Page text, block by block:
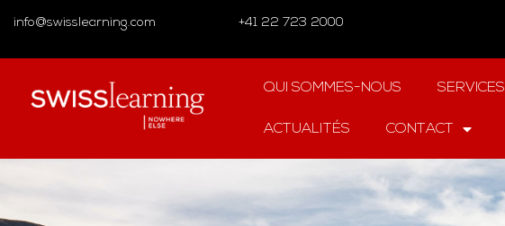
info@swisslearning.com +41 22 723 2000
QUI SOMMES-NOUS SERVICES
ACTUALITÉS CONTACT